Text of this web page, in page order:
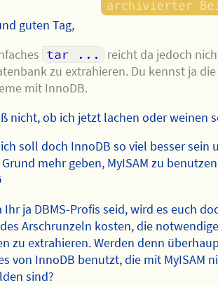
guten Tag,
tar ...
reicht da jedoch
zu extrahieren. Du kennst ja die
mit InnoDB.
nicht, ob ich jetzt lachen oder weinen
soll doch InnoDB so viel besser sein
mehr geben, MyISAM zu benutzen
Ihr ja DBMS-Profis seid, wird es euch
Arschrunzeln kosten, die
zu extrahieren. Werden denn
von InnoDB benutzt, die mit MyISAM
sind?